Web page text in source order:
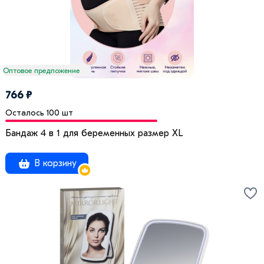
Оптовое предложение
766 ₽
Осталось 100 шт
Бандаж 4 в 1 для беременных размер XL
В корзину